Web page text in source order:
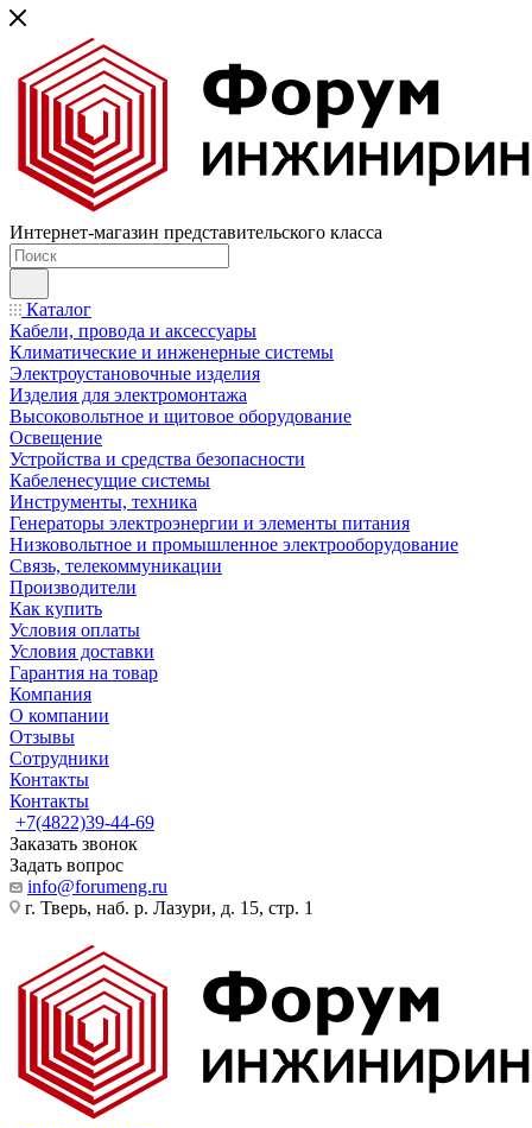
Интернет-магазин представительского класса
Каталог
Кабели, провода и аксессуары
Климатические и инженерные системы
Электроустановочные изделия
Изделия для электромонтажа
Высоковольтное и щитовое оборудование
Освещение
Устройства и средства безопасности
Кабеленесущие системы
Инструменты, техника
Генераторы электроэнергии и элементы питания
Низковольтное и промышленное электрооборудование
Связь, телекоммуникации
Производители
Как купить
Условия оплаты
Условия доставки
Гарантия на товар
Компания
О компании
Отзывы
Сотрудники
Контакты
Контакты
+7(4822)39-44-69
Заказать звонок
Задать вопрос
info@forumeng.ru
г. Тверь, наб. р. Лазури, д. 15, стр. 1